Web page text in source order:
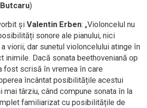
)
și Valentin Erben: „Violoncelul nu
sonore ale pianului, nici
viorii, dar sunetul violoncelului atinge în
inimile. Dacă sonata beethoveniană op
fost scrisă în vremea în care
încântat posibilitățile acestui
mai târziu, când compune sonata în la
familiarizat cu posibilitățile de